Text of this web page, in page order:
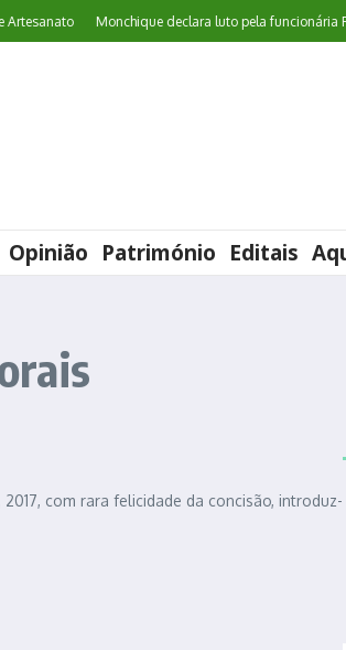
Monchique declara luto pela funcionária Rita
Opinião Património Editais
com rara felicidade da concisão, introduz-